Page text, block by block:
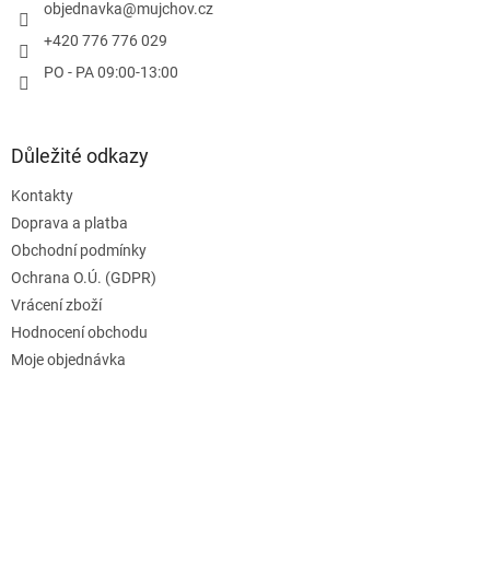
objednavka@mujchov.cz
+420 776 776 029
PO - PA 09:00-13:00
Důležité odkazy
Kontakty
Doprava a platba
Obchodní podmínky
Ochrana O.Ú. (GDPR)
Vrácení zboží
Hodnocení obchodu
Moje objednávka